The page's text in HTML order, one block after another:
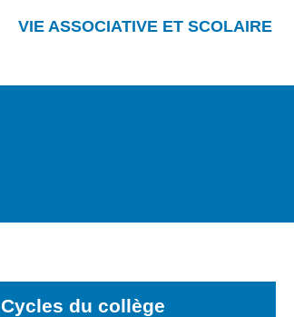
VIE ASSOCIATIVE ET SCOLAIRE
Cycles du collège